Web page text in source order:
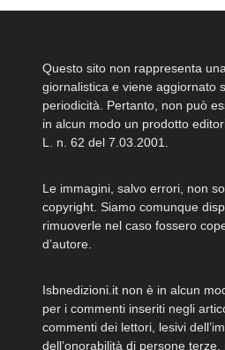
Questo sito non rappresenta
giornalistica e viene aggiornato
periodicità. Pertanto, non può
in alcun modo un prodotto
L. n. 62 del 7.03.2001.
Le immagini, salvo errori, non
copyright. Siamo comunque
rimuoverle nel caso fossero
d’autore.
Isbnedizioni.it non è in alcun
per i commenti inseriti negli
commenti dei lettori, lesivi
dell’onorabilità di persone